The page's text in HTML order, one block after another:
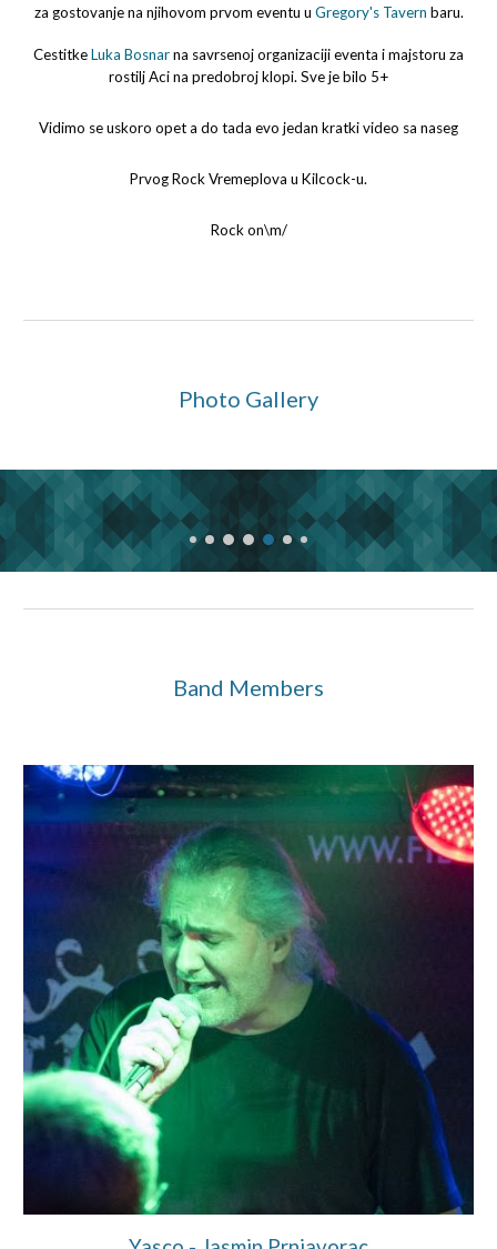
za gostovanje na njihovom prvom eventu u Gregory's Tavern baru.
CestitkeLuka Bosnarna savrsenoj organizaciji eventa i majstoru za
rostilj Aci na predobroj klopi. Sve je bilo 5+
Vidimo se uskoro opet a do tada evo jedan kratki video sa naseg
Prvog Rock Vremeplova u Kilcock-u.
Rock on\m/
Photo Gallery
Band Members